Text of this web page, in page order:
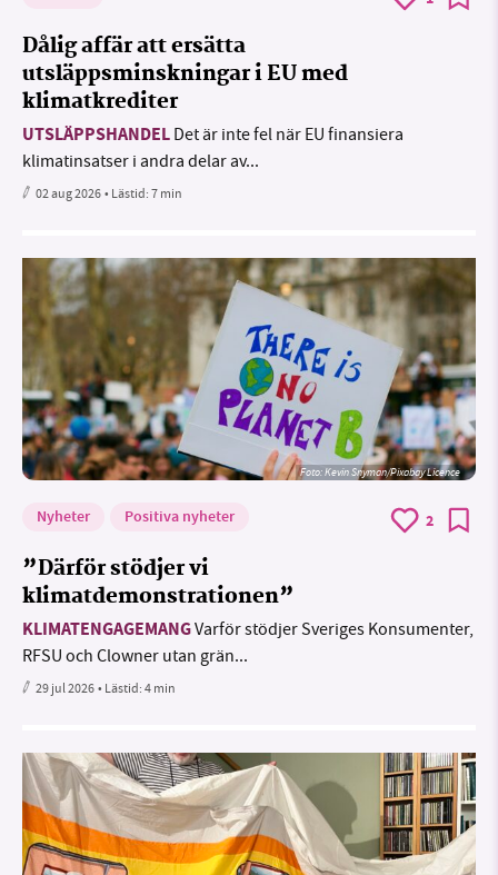
Dålig affär att ersätta
utsläppsminskningar i EU med
klimatkrediter
UTSLÄPPSHANDEL Det är inte fel när EU finansiera
klimatinsatser i andra delar av...
02 aug 2026• Lästid:7 min
Foto:Kevin Snyman/Pixabay Licence
Nyheter Positiva nyheter 2
”Därför stödjer vi
klimatdemonstrationen”
KLIMATENGAGEMANGVarför stödjer Sveriges Konsumenter,
RFSU och Clowner utan grän...
29 jul 2026• Lästid:4 min